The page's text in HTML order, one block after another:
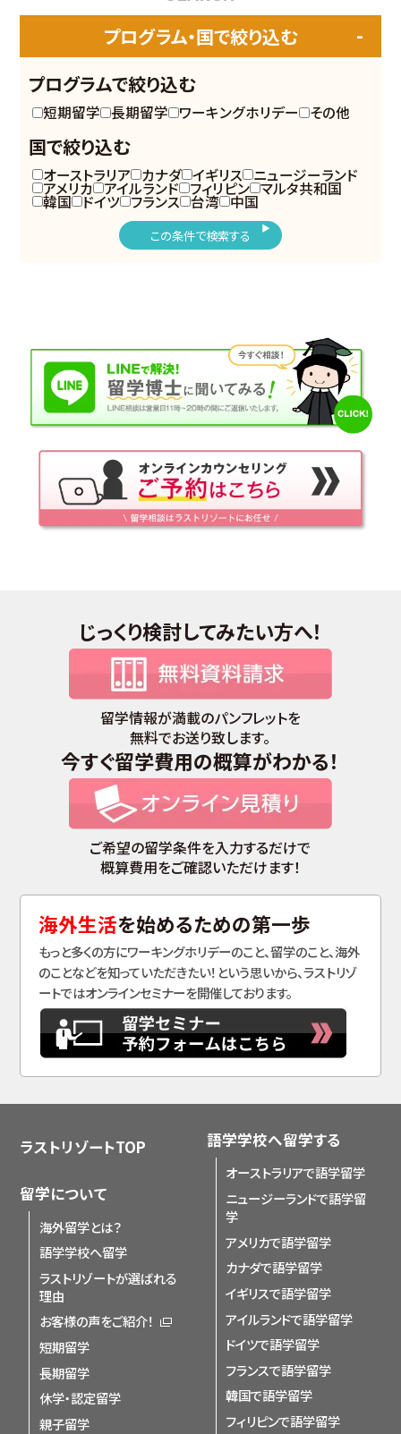
プログラム・国で絞り込む
プログラムで絞り込む
短期留学 長期留学 ワーキングホリデー その他
国で絞り込む
オーストラリア カナダ イギリス ニュージーランド
アメリカ アイルランド フィリピン マルタ共和国
韓国 ドイツ フランス 台湾 中国
この条件で検索する
じっくり検討してみたい方へ！
留学情報が満載のパンフレットを
無料でお送り致します。
今すぐ留学費用の概算がわかる！
ご希望の留学条件を入力するだけで
概算費用をご確認いただけます！
海外生活を始めるための第一歩
もっと多くの方にワーキングホリデーのこと、留学のこと、海外
のことなどを知っていただきたい！という思いから、ラストリゾ
ートではオンラインセミナーを開催しております。
ラストリゾートTOP
留学について
海外留学とは？
語学学校へ留学
ラストリゾートが選ばれる
理由
お客様の声をご紹介！
短期留学
長期留学
休学・認定留学
親子留学
語学学校へ留学する
オーストラリアで語学留学
ニュージーランドで語学留
学
アメリカで語学留学
カナダで語学留学
イギリスで語学留学
アイルランドで語学留学
ドイツで語学留学
フランスで語学留学
韓国で語学留学
フィリピンで語学留学